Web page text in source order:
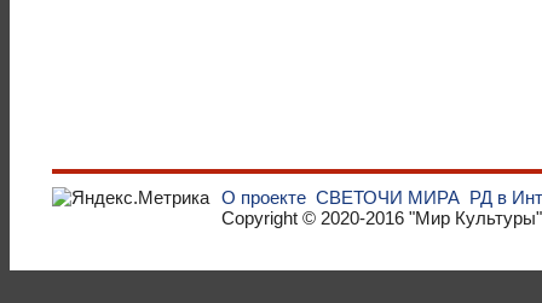
О проекте СВЕТОЧИ МИРА РД в
Copyright © 2020-2016 "Мир Культуры"